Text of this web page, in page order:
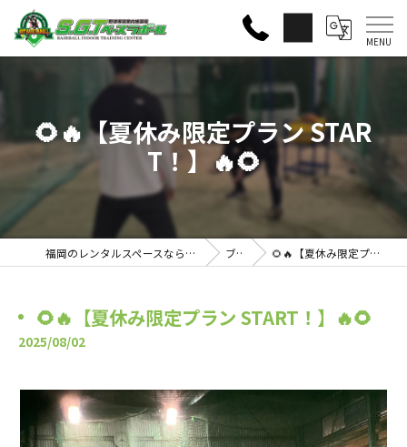
🌻🔥【夏休み限定プラン STAR
T！】🔥🌻
福岡のレンタルスペースならS・G・Tベースラボール ブログ 🌻🔥【夏休み限定プラン START！】🔥🌻
🌻🔥【夏休み限定プラン START！】🔥🌻
2025/08/02